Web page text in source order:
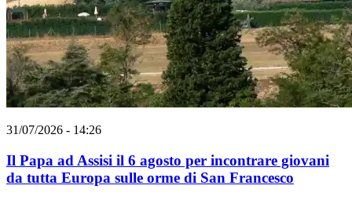
31/07/2026 - 14:26
Il Papa ad Assisi il 6 agosto per incontrare giovani
da tutta Europa sulle orme di San Francesco